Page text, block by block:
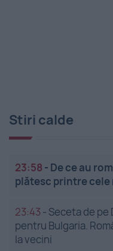
Stiri calde
23:58 - De ce au
plătesc printre cele
23:43 - Seceta de pe
pentru Bulgaria.
la vecini